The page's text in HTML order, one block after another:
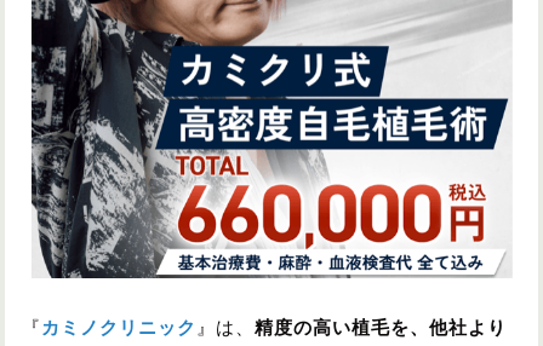
『 カミノクリニック 』は、 精度の高い植毛を、他社より